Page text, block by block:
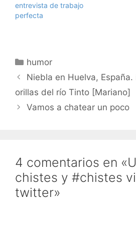
entrevista de trabajo
perfecta
Categorías
humor
Niebla en Huelva,
orillas del río Tinto [Mariano]
Vamos a chatear un poco
4 comentarios en
chistes y #chistes
twitter»